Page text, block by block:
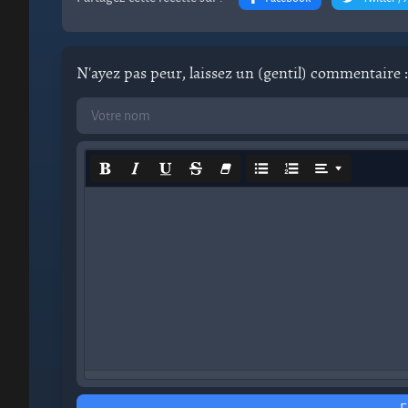
N'ayez pas peur, laissez un (gentil) commentaire